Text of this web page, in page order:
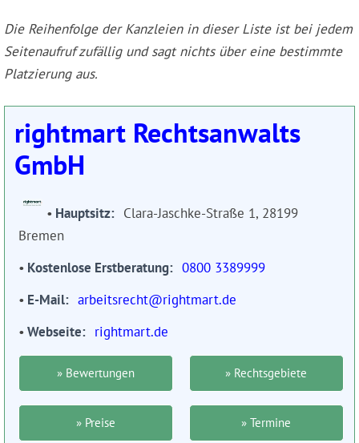
Die Reihenfolge der Kanzleien in dieser Liste ist bei jedem
Seitenaufruf zufällig und sagt nichts über eine bestimmte
Platzierung aus.
rightmart Rechtsanwalts
GmbH
Hauptsitz
Clara-Jaschke-Straße 1, 28199
Bremen
Kostenlose Erstberatung
0800 3389999
E-Mail
arbeitsrecht@rightmart.de
Webseite
rightmart.de
» Bewertungen » Rechtsgebiete
» Preise » Termine